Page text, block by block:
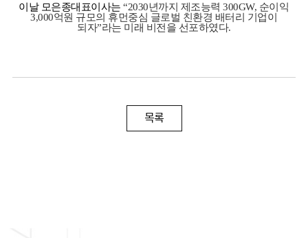
이날 모은종대표이사는 “2030년까지 제조능력300GW, 순이익
3,000억원 규모의 휴먼중심 글로벌 친환경 배터리 기업이
되자”라는 미래 비전을 선포하였다.
목록